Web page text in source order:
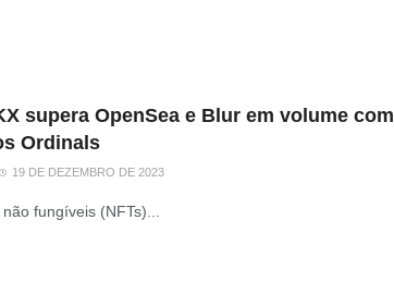
supera OpenSea e Blur em volume com
Ordinals
19 DE DEZEMBRO DE 2023
fungíveis (NFTs)...